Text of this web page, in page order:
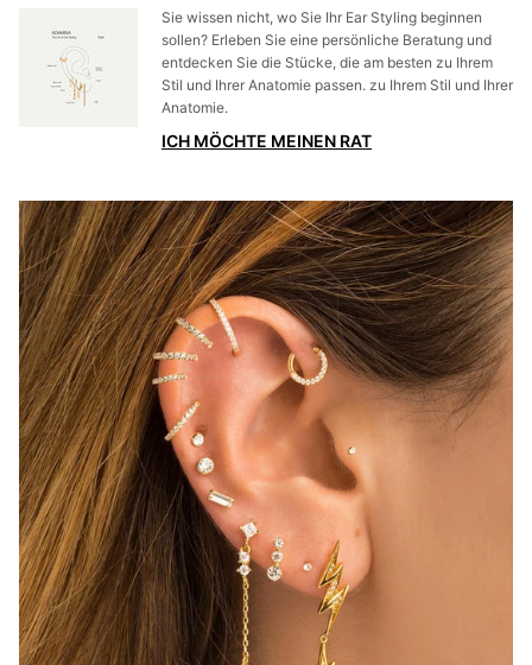
Sie wissen nicht, wo Sie Ihr Ear Styling beginnen
sollen? Erleben Sie eine persönliche Beratung und
entdecken Sie die Stücke, die am besten zu Ihrem
Stil und Ihrer Anatomie passen. zu Ihrem Stil und Ihrer
Anatomie.
ICH MÖCHTE MEINEN RAT